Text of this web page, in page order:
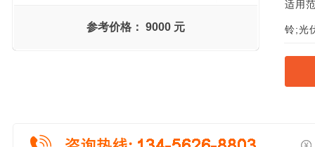
参考价格： 9000 元
适用
铃;光